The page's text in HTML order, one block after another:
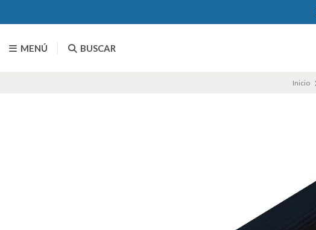
MENÚ BUSCAR
Inicio